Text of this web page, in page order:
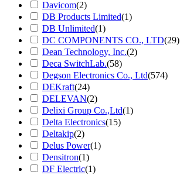
Davicom(2)
DB Products Limited(1)
DB Unlimited(1)
DC COMPONENTS CO., LTD(29)
Dean Technology, Inc.(2)
Deca SwitchLab.(58)
Degson Electronics Co., Ltd(574)
DEKraft(24)
DELEVAN(2)
Delixi Group Co.,Ltd(1)
Delta Electronics(15)
Deltakip(2)
Delus Power(1)
Densitron(1)
DF Electric(1)